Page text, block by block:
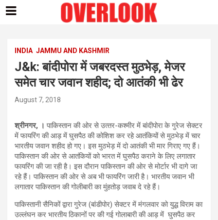
contentINDIA JAMMU AND KASHMIR
J&k: बांदीपोरा में जबरदस्त मुठभेड़, मेजर
समेत चार जवान शहीद; दो आतंकी भी ढेर
August 7, 2018
श्रीनगर, ।पाकिस्‍तान की ओर से उत्‍तर-कश्‍मीर में बांदीपोरा के गुरेज सेक्‍टर
में फायरिंग की आड़ में घुसपैठ की कोशिश कर रहे आतंकियों से मुठभेड़ में चार
भारतीय जवान शहीद हो गए। इस मुठभेड़ में दो आतंकी भी मार गिराए गए हैं।
पाकिस्‍तान की ओर से आतंकियों को भारत में घुसपैठ कराने के लिए लगातार
फायरिंग की जा रही है। इस दौरान पाकिस्‍तान की ओर से मोर्टार भी दागे जा
रहे हैं। पाकिस्‍तान की ओर से अब भी फायरिंग जारी है। भारतीय जवान भी
लगातार पाकिस्‍तान की गोलीबारी का मुंहतोड़ जवाब दे रहे हैं।
पाकिस्तानी सैनिकों द्वारा गुरेज (बांडीपोर) सेक्टर में मंगलवार को युद्ध विराम का
उल्लंघन कर भारतीय ठिकानों पर की गई गोलाबारी की आड़ में घुसपैठ कर